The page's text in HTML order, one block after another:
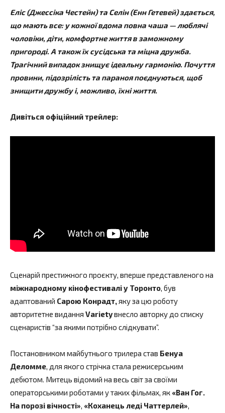
Еліс (Джессіка Честейн) та Селін (Енн Гетевей) здається,
що мають все: у кожної вдома повна чаша —люблячі
чоловіки, діти, комфортне життя в заможному
пригороді. А також їх сусідська та міцна дружба.
Трагічний випадок знищує ідеальну гармонію. Почуття
провини, підозрілість та параноя поєднуються, щоб
знищити дружбу і, можливо, їхні життя.
Дивіться офіційний трейлер:
Сценарій престижного проєкту, вперше представленого на
міжнародному кінофестивалі у Торонто , був
адаптований Сарою Конрадт, яку за цю роботу
авторитетне видання Varietyвнесло авторку до списку
сценаристів “за якими потрібно слідкувати”.
Постановником майбутнього трилера став Бенуа
Деломме , для якого стрічка стала режисерським
дебютом. Митець відомий на весь світ за своїми
операторськими роботами у таких фільмах, як «Ван Гог.
На порозі вічності» «Коханець леді Чаттерлей»